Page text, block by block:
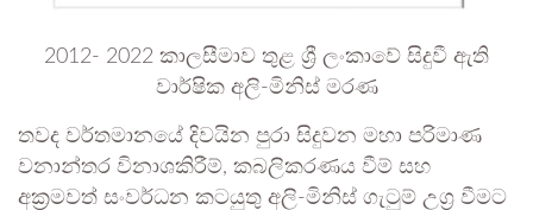
2012- 2022 කාලසීමාව තුළ ශ්‍රී ලංකාවේ සිදුවී ඇති
වාර්ෂික අලි-මිනිස් මරණ
තවද වර්තමානයේ දිවයින පුරා සිදුවන මහා පරිමාණ
වනාන්තර විනාශකිරීම්, කබලිකරණය වීම් සහ
අක්‍රමවත් සංවර්ධන කටයුතු අලි-මිනිස් ගැටුම් උග්‍ර වීමට